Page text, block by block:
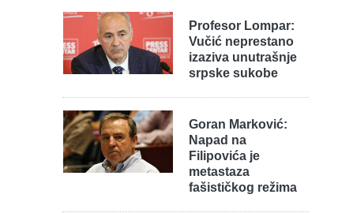
Profesor Lompar:
Vučić neprestano
izaziva unutrašnje
srpske sukobe
Goran Marković:
Napad na
Filipovića je
metastaza
fašističkog režima